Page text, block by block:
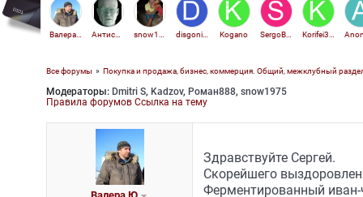
Валера Ю Антисатин disgoniks Kogano SergoBSA
LexusVod
Все форумы » Покупка и продажа, бизнес, коммерция. Общий, межклубный
Модераторы: Dmitri S, Kadzov, Роман888, snow1975
Правила форумов Ссылка на тему
Здравствуйте Сергей.
Скорейшего
Ферментированный иван-